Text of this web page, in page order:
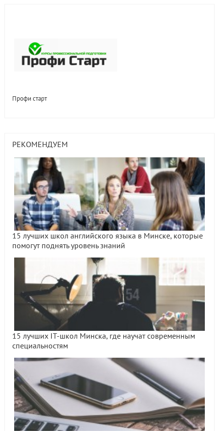
Профи старт
РЕКОМЕНДУЕМ
15 лучших школ английского языка в Минске, которые
помогут поднять уровень знаний
15 лучших IT-школ Минска, где научат современным
специальностям